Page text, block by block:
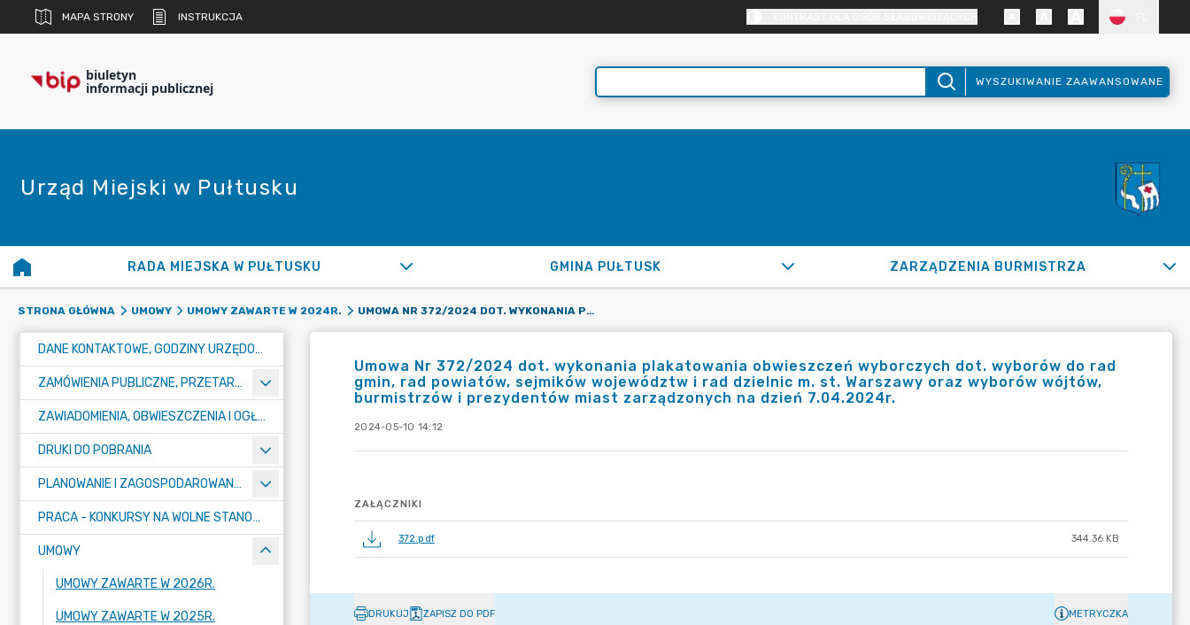
MAPA STRONY INSTRUKCJA
biuletyn
informacji publicznej WYSZUKIWANIE ZAAWANSOWANE
Urząd Miejski w Pułtusku
RADA MIEJSKA W PUŁTUSKU GMINA PUŁTUSK ZARZĄDZENIA BURMISTRZA
STRONA GŁÓWNA UMOWY UMOWY ZAWARTE W 2024R. UMOWA NR 372/2024 DOT. WYKONANIA PLAKATOWANIA OBWIESZCZEŃ WYBORCZYCH DOT. WYBORÓW DO RAD GMIN, RAD POWIATÓW, SEJMIKÓW WOJEWÓDZTW I RAD DZIELNIC M. ST. WARSZAWY ORAZ WYBORÓW WÓJTÓW, BURMISTRZÓW I PREZYDENTÓW MIAST ZARZĄDZONYCH NA DZIEŃ 7.04.2024R.
DANE KONTAKTOWE, GODZINY URZĘDOWANIA I NUMER KONTA BANKOWEGO
ZAMÓWIENIA PUBLICZNE, PRZETARGI, KONKURSY
ZAWIADOMIENIA, OBWIESZCZENIA I OGŁOSZENIA
DRUKI DO POBRANIA
PLANOWANIE I ZAGOSPODAROWANIE PRZESTRZENNE
PRACA - KONKURSY NA WOLNE STANOWISKA
UMOWY
UMOWY ZAWARTE W 2026R.
UMOWY ZAWARTE W 2025R.
Umowa Nr 372/2024 dot. wykonania plakatowania obwieszczeń wyborczych dot. wyborów do rad
gmin, rad powiatów, sejmików województw i rad dzielnic m. st. Warszawy oraz wyborów wójtów,
burmistrzów i prezydentów miast zarządzonych na dzień 7.04.2024r.
2024-05-10 14:12
ZAŁĄCZNIKI
372.pdf 344.36 KB
DRUKUJ ZAPISZ DO PDF METRYCZKA